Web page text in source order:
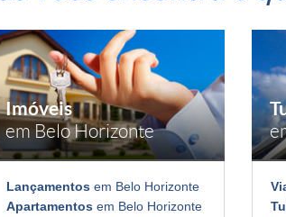
Imóveis
em Belo Horizonte
Lançamentos em Belo Horizonte
Apartamentos em Belo Horizonte